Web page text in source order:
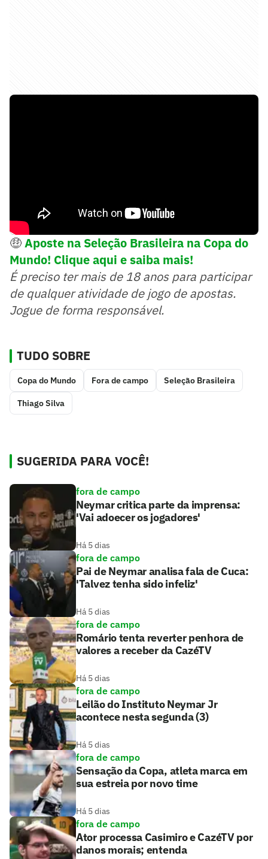
🤑Aposte na Seleção Brasileira na Copa do
Mundo! Clique aqui e saiba mais!
É preciso ter mais de 18 anos para participar
de qualquer atividade de jogo de apostas.
Jogue de forma responsável.
TUDO SOBRE
Copa do Mundo Fora de campo Seleção Brasileira
Thiago Silva
SUGERIDA PARA VOCÊ!
fora de campo
Neymar critica parte da imprensa:
'Vai adoecer os jogadores'
Há 5 dias
fora de campo
Pai de Neymar analisa fala de Cuca:
'Talvez tenha sido infeliz'
Há 5 dias
fora de campo
Romário tenta reverter penhora de
valores a receber da CazéTV
Há 5 dias
fora de campo
Leilão do Instituto Neymar Jr
acontece nesta segunda (3)
Há 5 dias
fora de campo
Sensação da Copa, atleta marca em
sua estreia por novo time
Há 5 dias
fora de campo
Ator processa Casimiro e CazéTV por
danos morais; entenda